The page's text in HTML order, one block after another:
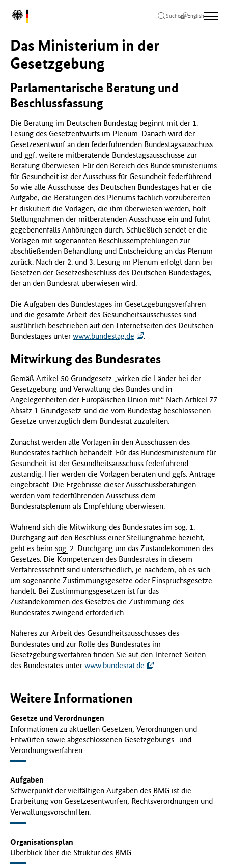
Hauptinhalt
springen
Hauptnavigation
springen
Seitenende
springen
L
B
u
d
e
s
m
i
n
i
s
t
e
r
i
u
m
f
ü
r
G
e
u
n
d
h
i
t
(
B
M
G
)
Suche English
Das Ministerium in der
Gesetzgebung
Parlamentarische Beratung und
Beschlussfassung
Die Beratung im Deutschen Bundestag beginnt mit der 1.
Lesung des Gesetzentwurfs im Plenum. Danach wird der
Gesetzesentwurf an den federführenden Bundestagsausschuss
und ggf. weitere mitberatende Bundestagsausschüsse zur
Beratung überwiesen. Für den Bereich des Bundesministeriums
für Gesundheit ist der Ausschuss für Gesundheit federführend.
So wie alle Ausschüsse des Deutschen Bundestages hat er die
Aufgabe, die Beratungen des Plenums fachlich vorzubereiten.
Er diskutiert die Vorlagen, die ihm überwiesen werden, holt
Stellungnahmen der mitberatenden Ausschüsse ein und führt
gegebenenfalls Anhörungen durch. Schließlich sendet er die
Vorlagen mit sogenannten Beschlussempfehlungen zur
abschließenden Behandlung und Entscheidung an das Plenum
zurück. Nach der 2. und 3. Lesung im Plenum erfolgt dann bei
Gesetzen der Gesetzesbeschluss des Deutschen Bundestages,
der an den Bundesrat überwiesen wird.
Die Aufgaben des Bundestages im Gesetzgebungsverfahren
und die gesamte Arbeit des Gesundheitsausschusses sind
ausführlich beschrieben auf den Internetseiten des Deutschen
Bundestages unter www.bundestag.de .
Mitwirkung des Bundesrates
Gemäß Artikel 50 Grundgesetz „wirken die Länder bei der
Gesetzgebung und Verwaltung des Bundes und in
Angelegenheiten der Europäischen Union mit.“ Nach Artikel 77
Absatz 1 Grundgesetz sind die vom Bundestag beschlossenen
Gesetze unverzüglich dem Bundesrat zuzuleiten.
Zunächst werden alle Vorlagen in den Ausschüssen des
Bundesrates fachlich behandelt. Für das Bundesministerium für
Gesundheit ist der Gesundheitsausschuss federführend
zuständig. Hier werden die Vorlagen beraten und ggfs. Anträge
eingebracht. Die Ergebnisse dieser Ausschussberatungen
werden vom federführenden Ausschuss dem
Bundesratsplenum als Empfehlung überwiesen.
Während sich die Mitwirkung des Bundesrates im sog. 1.
Durchgang auf den Beschluss einer Stellungnahme bezieht,
geht es beim sog. 2. Durchgang um das Zustandekommen des
Gesetzes. Die Kompetenzen des Bundesrates in diesem
Verfahressschritt sind unterschiedlich, je nachdem, ob es sich
um sogenannte Zustimmungsgesetze oder Einspruchsgesetze
handelt. Bei Zustimmungsgesetzen ist für das
Zustandekommen des Gesetzes die Zustimmung des
Bundesrates zwingend erforderlich.
Näheres zur Arbeit des Gesundheitsausschusses des
Bundesrates und zur Rolle des Bundesrates im
Gesetzgebungsverfahren finden Sie auf den Internet-Seiten
des Bundesrates unter www.bundesrat.de .
Weitere Informationen
Gesetze und Verordnungen
Informationen zu aktuellen Gesetzen, Verordnungen und
Entwürfen sowie abgeschlossenen Gesetzgebungs- und
Verordnungsverfahren
Aufgaben
Schwerpunkt der vielfältigen Aufgaben des BMG ist die
Erarbeitung von Gesetzesentwürfen, Rechtsverordnungen und
Verwaltungsvorschriften.
Organisationsplan
Überblick über die Struktur des BMG